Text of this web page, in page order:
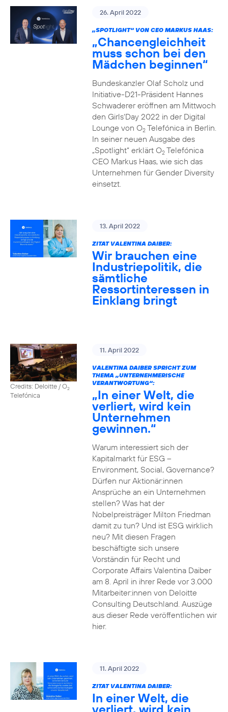
26. April 2022
„SPOTLIGHT“ VON CEO MARKUS HAAS:
„Chancengleichheit
muss schon bei den
Mädchen beginnen“
Bundeskanzler Olaf Scholz und
Initiative-D21-Präsident Hannes
Schwaderer eröffnen am Mittwoch
den Girls‘Day 2022 in der Digital
Lounge von O2Telefónica in Berlin.
In seiner neuen Ausgabe des
„Spotlight“ erklärt O2Telefónica
CEO Markus Haas, wie sich das
Unternehmen für Gender Diversity
einsetzt.
13. April 2022
ZITAT VALENTINA DAIBER:
Wir brauchen eine
Industriepolitik, die
sämtliche
Ressortinteressen in
Einklang bringt
Credits: Deloitte / O2
Telefónica
11. April 2022
VALENTINA DAIBER SPRICHT ZUM
THEMA „UNTERNEHMERISCHE
VERANTWORTUNG“:
„In einer Welt, die
verliert, wird kein
Unternehmen
gewinnen.“
Warum interessiert sich der
Kapitalmarkt für ESG –
Environment, Social, Governance?
Dürfen nur Aktionär:innen
Ansprüche an ein Unternehmen
stellen? Was hat der
Nobelpreisträger Milton Friedman
damit zu tun? Und ist ESG wirklich
neu? Mit diesen Fragen
beschäftigte sich unsere
Vorständin für Recht und
Corporate Affairs Valentina Daiber
am 8. April in ihrer Rede vor 3.000
Mitarbeiter:innen von Deloitte
Consulting Deutschland. Auszüge
aus dieser Rede veröffentlichen wir
hier.
11. April 2022
ZITAT VALENTINA DAIBER:
In einer Welt, die
verliert, wird kein